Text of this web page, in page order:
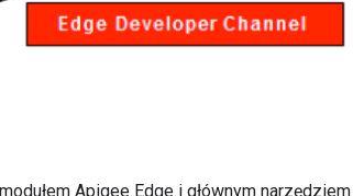
Apigee Edge i głównym